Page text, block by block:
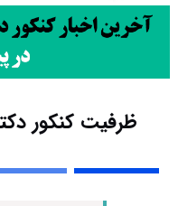
ظرفیت کنکور